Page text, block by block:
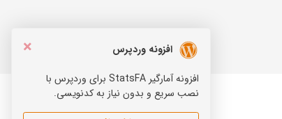
×
افزونه وردپرس
افزونه آمارگیر StatsFA برای وردپرس با
نصب سریع و بدون نیاز به کدنویسی.